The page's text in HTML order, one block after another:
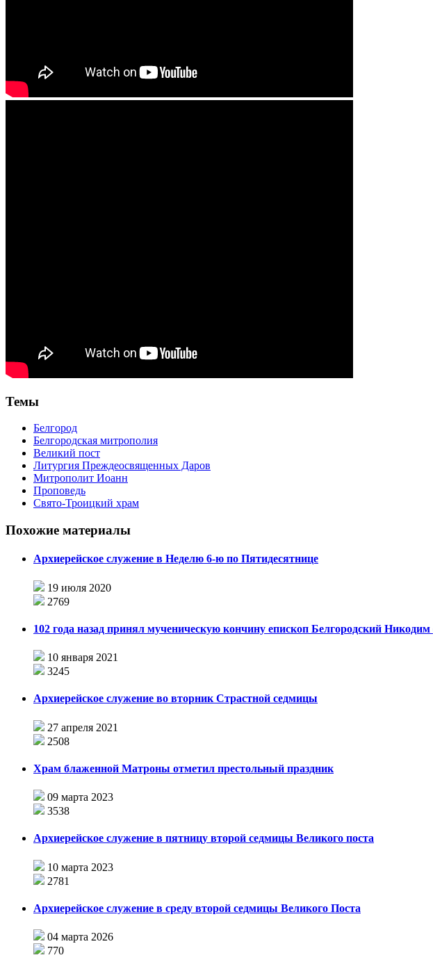
Темы
Белгород
Белгородская митрополия
Великий пост
Литургия Преждеосвященных Даров
Митрополит Иоанн
Проповедь
Свято-Троицкий храм
Похожие материалы
Архиерейское служение в Неделю 6-ю по Пятидесятнице
19 июля 2020
2769
102 года назад принял мученическую кончину епископ Белгородский
10 января 2021
3245
Архиерейское служение во вторник Страстной седмицы
27 апреля 2021
2508
Храм блаженной Матроны отметил престольный праздник
09 марта 2023
3538
Архиерейское служение в пятницу второй седмицы Великого поста
10 марта 2023
2781
Архиерейское служение в среду второй седмицы Великого Поста
04 марта 2026
770